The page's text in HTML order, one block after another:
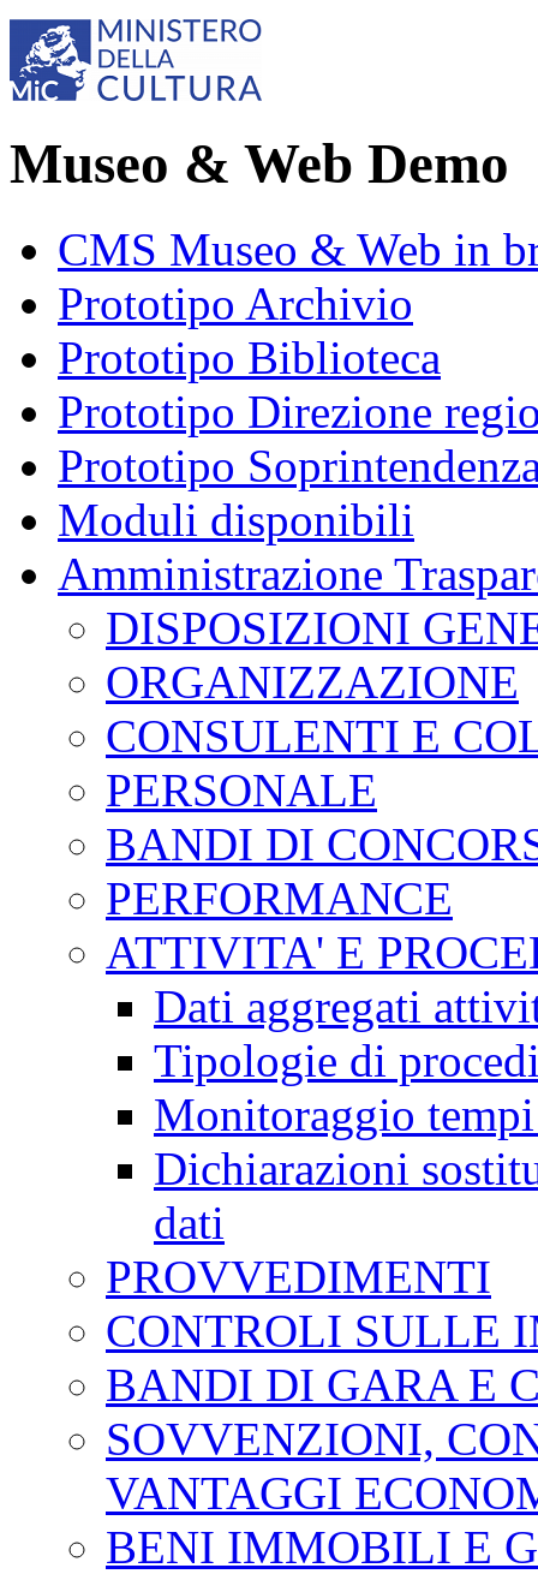
Museo & Web Demo
CMS Museo & Web in
Prototipo Archivio
Prototipo Biblioteca
Prototipo Direzione
Prototipo
Moduli disponibili
Amministrazione
DISPOSIZIONI
ORGANIZZAZIONE
CONSULENTI E
PERSONALE
BANDI DI
PERFORMANCE
ATTIVITA' E
Dati aggregati
Tipologie di
Monitoraggio
Dichiarazioni
dati
PROVVEDIMENTI
CONTROLI SULLE
BANDI DI GARA E
SOVVENZIONI,
VANTAGGI
BENI IMMOBILI E